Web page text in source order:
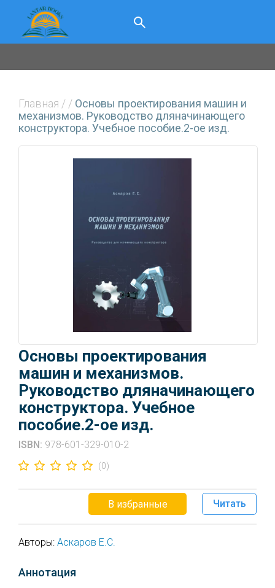
Главная / / Основы проектирования машин и
механизмов. Руководство дляначинающего
конструктора. Учебное пособие.2-ое изд.
Основы проектирования
машин и механизмов.
Руководство дляначинающего
конструктора. Учебное
пособие.2-ое изд.
ISBN: 978-601-329-010-2
(0)
В избранные Читать
Авторы: Аскаров Е.С.
Аннотация